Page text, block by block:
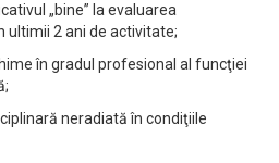
„bine” la evaluarea
ultimii 2 ani de activitate;
în gradul profesional al funcţiei
neradiată în condiţiile